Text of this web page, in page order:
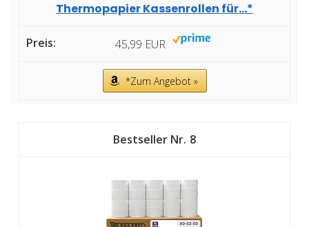
Thermopapier Kassenrollen für...*
45,99 EUR
*Zum Angebot »
8